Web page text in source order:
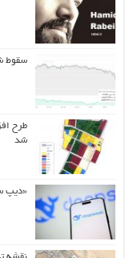
سقوط شدید
طرح
شد
«دیپ